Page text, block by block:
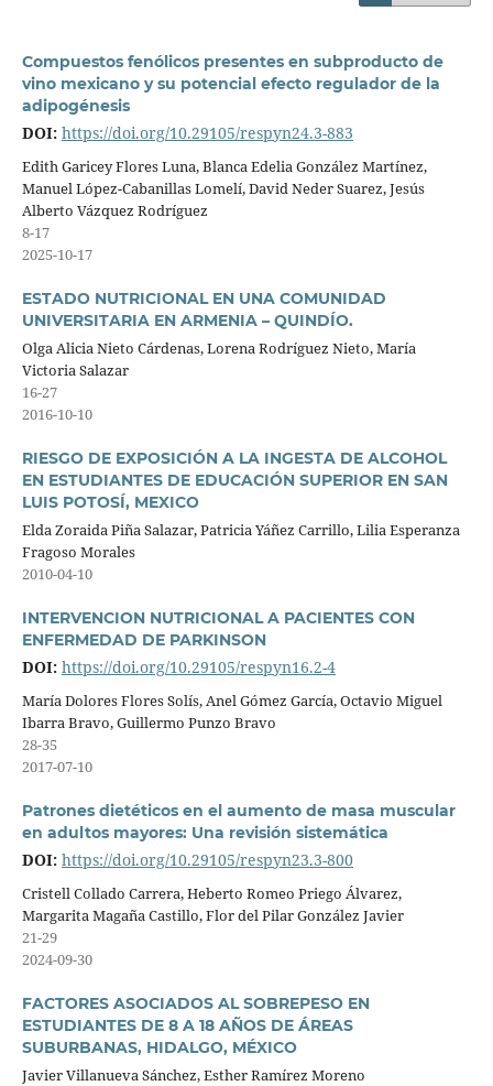
Compuestos fenólicos presentes en subproducto de
vino mexicano y su potencial efecto regulador de la
adipogénesis
DOI: https://doi.org/10.29105/respyn24.3-883
Edith Garicey Flores Luna, Blanca Edelia González Martínez,
Manuel López-Cabanillas Lomelí, David Neder Suarez, Jesús
Alberto Vázquez Rodríguez
8-17
2025-10-17
ESTADO NUTRICIONAL EN UNA COMUNIDAD
UNIVERSITARIA EN ARMENIA – QUINDÍO.
Olga Alicia Nieto Cárdenas, Lorena Rodríguez Nieto, María
Victoria Salazar
16-27
2016-10-10
RIESGO DE EXPOSICIÓN A LA INGESTA DE ALCOHOL
EN ESTUDIANTES DE EDUCACIÓN SUPERIOR EN SAN
LUIS POTOSÍ, MEXICO
Elda Zoraida Piña Salazar, Patricia Yáñez Carrillo, Lilia Esperanza
Fragoso Morales
2010-04-10
INTERVENCION NUTRICIONAL A PACIENTES CON
ENFERMEDAD DE PARKINSON
DOI: https://doi.org/10.29105/respyn16.2-4
María Dolores Flores Solís, Anel Gómez García, Octavio Miguel
Ibarra Bravo, Guillermo Punzo Bravo
28-35
2017-07-10
Patrones dietéticos en el aumento de masa muscular
en adultos mayores: Una revisión sistemática
DOI: https://doi.org/10.29105/respyn23.3-800
Cristell Collado Carrera, Heberto Romeo Priego Álvarez,
Margarita Magaña Castillo, Flor del Pilar González Javier
21-29
2024-09-30
FACTORES ASOCIADOS AL SOBREPESO EN
ESTUDIANTES DE 8 A 18 AÑOS DE ÁREAS
SUBURBANAS, HIDALGO, MÉXICO
Javier Villanueva Sánchez, Esther Ramírez Moreno